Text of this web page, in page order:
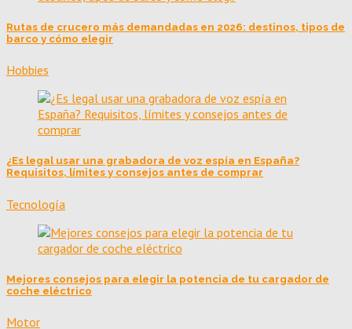
Rutas de crucero más demandadas en 2026: destinos, tipos de
barco y cómo elegir
Hobbies
¿Es legal usar una grabadora de voz espía en España?
Requisitos, límites y consejos antes de comprar
Tecnología
Mejores consejos para elegir la potencia de tu cargador de
coche eléctrico
Motor